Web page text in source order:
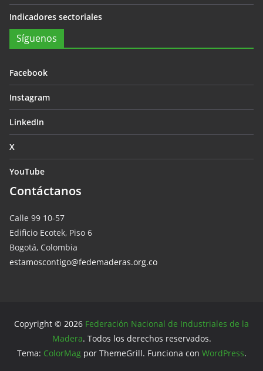
Indicadores sectoriales
Síguenos
Facebook
Instagram
LinkedIn
X
YouTube
Contáctanos
Calle 99 10-57
Edificio Ecotek, Piso 6
Bogotá, Colombia
estamoscontigo@fedemaderas.org.co
Copyright © 2026 Federación Nacional de Industriales de la
Madera. Todos los derechos reservados.
Tema: ColorMagpor ThemeGrill. Funciona con WordPress.